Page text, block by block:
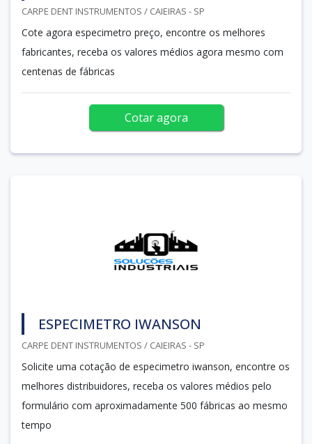
CARPE DENT INSTRUMENTOS / CAIEIRAS - SP
Cote agora especimetro preço, encontre os melhores
fabricantes, receba os valores médios agora mesmo com
centenas de fábricas
Cotar agora
ESPECIMETRO IWANSON
CARPE DENT INSTRUMENTOS / CAIEIRAS - SP
Solicite uma cotação de especimetro iwanson, encontre os
melhores distribuidores, receba os valores médios pelo
formulário com aproximadamente 500 fábricas ao mesmo
tempo